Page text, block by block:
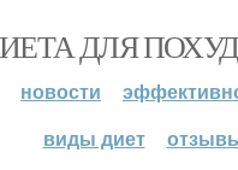
ДЛЯ
новости
виды диет